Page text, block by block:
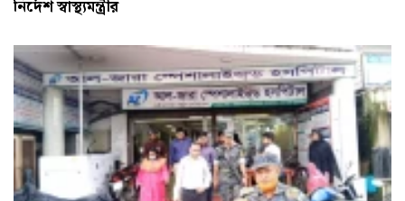
নির্দেশ স্বাস্থ্যমন্ত্রীর